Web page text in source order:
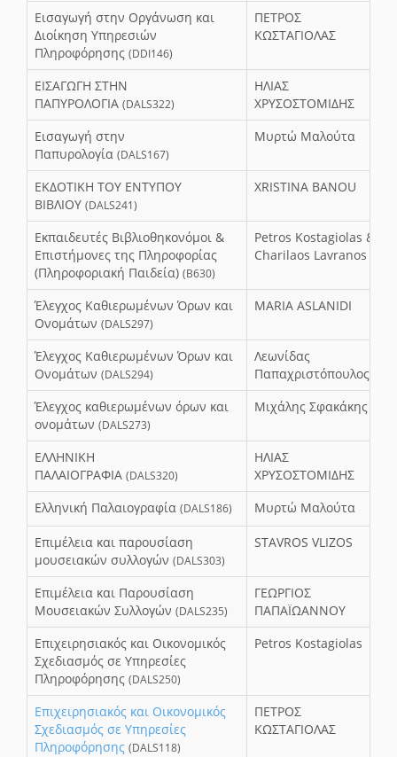
Εισαγωγή στην Οργάνωση και
Διοίκηση Υπηρεσιών
Πληροφόρησης (DDI146)
ΠΕΤΡΟΣ
ΚΩΣΤΑΓΙΟΛΑΣ
ΕΙΣΑΓΩΓΗ ΣΤΗΝ
ΠΑΠΥΡΟΛΟΓΙΑ (DALS322)
ΗΛΙΑΣ
ΧΡΥΣΟΣΤΟΜΙΔΗΣ
Εισαγωγή στην
Παπυρολογία (DALS167)
Μυρτώ Μαλούτα
ΕΚΔΟΤΙΚΗ ΤΟΥ ΕΝΤΥΠΟΥ
ΒΙΒΛΙΟΥ (DALS241)
XRISTINA BANOU
Εκπαιδευτές Βιβλιοθηκονόμοι &
Επιστήμονες της Πληροφορίας
(Πληροφοριακή Παιδεία) (Β630)
Petros Kostagiolas &
Charilaos Lavranos
Έλεγχος Καθιερωμένων Όρων και
Ονομάτων (DALS297)
MARIA ASLANIDI
Έλεγχος Καθιερωμένων Όρων και
Ονομάτων (DALS294)
Λεωνίδας
Παπαχριστόπουλος
Έλεγχος καθιερωμένων όρων και
ονομάτων (DALS273)
Μιχάλης Σφακάκης
ΕΛΛΗΝΙΚΗ
ΠΑΛΑΙΟΓΡΑΦΙΑ (DALS320)
ΗΛΙΑΣ
ΧΡΥΣΟΣΤΟΜΙΔΗΣ
Ελληνική Παλαιογραφία (DALS186) Μυρτώ Μαλούτα
Επιμέλεια και παρουσίαση
μουσειακών συλλογών (DALS303)
STAVROS VLIZOS
Επιμέλεια και Παρουσίαση
Μουσειακών Συλλογών (DALS235)
ΓΕΩΡΓΙΟΣ
ΠΑΠΑΪΩΑΝΝΟΥ
Επιχειρησιακός και Οικονομικός
Σχεδιασμός σε Υπηρεσίες
Πληροφόρησης (DALS250)
Petros Kostagiolas
Επιχειρησιακός και Οικονομικός
Σχεδιασμός σε Υπηρεσίες
Πληροφόρησης (DALS118)
ΠΕΤΡΟΣ
ΚΩΣΤΑΓΙΟΛΑΣ